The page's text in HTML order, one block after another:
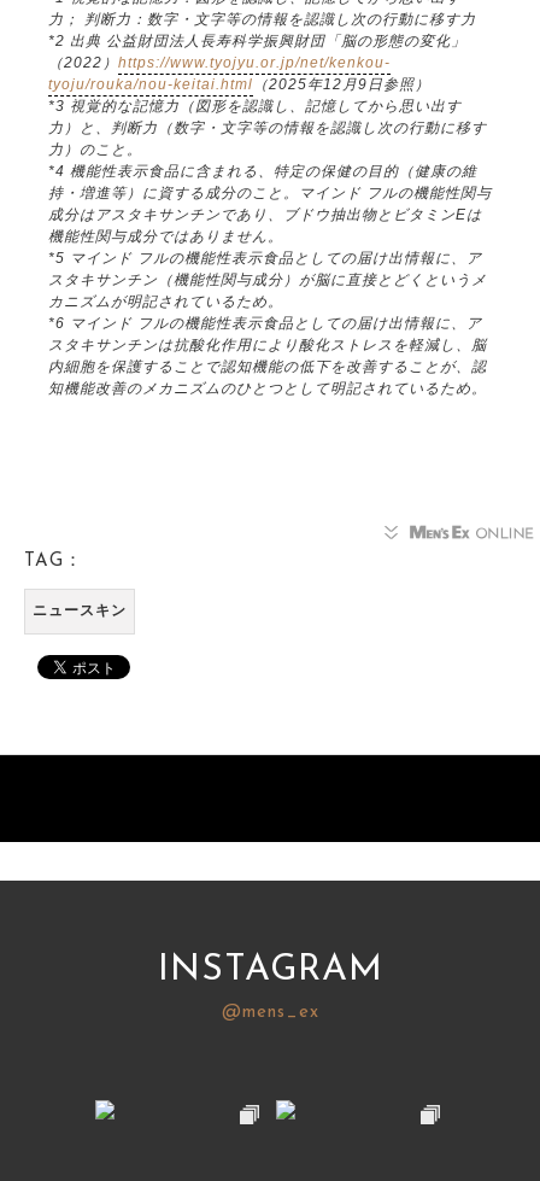
力； 判断力：数字・文字等の情報を認識し次の行動に移す力
*2 出典 公益財団法人長寿科学振興財団「脳の形態の変化」
（2022） https://www.tyojyu.or.jp/net/kenkou-
tyoju/rouka/nou-keitai.html （2025年12月9日参照）
*3 視覚的な記憶力（図形を認識し、記憶してから思い出す
力）と、判断力（数字・文字等の情報を認識し次の行動に移す
力）のこと。
*4 機能性表示食品に含まれる、特定の保健の目的（健康の維
持・増進等）に資する成分のこと。マインド フルの機能性関与
成分はアスタキサンチンであり、ブドウ抽出物とビタミンEは
機能性関与成分ではありません。
*5 マインド フルの機能性表示食品としての届け出情報に、ア
スタキサンチン（機能性関与成分）が脳に直接とどくというメ
カニズムが明記されているため。
*6 マインド フルの機能性表示食品としての届け出情報に、ア
スタキサンチンは抗酸化作用により酸化ストレスを軽減し、脳
内細胞を保護することで認知機能の低下を改善することが、認
知機能改善のメカニズムのひとつとして明記されているため。
TAG：
ニュースキン
INSTAGRAM
@mens_ex